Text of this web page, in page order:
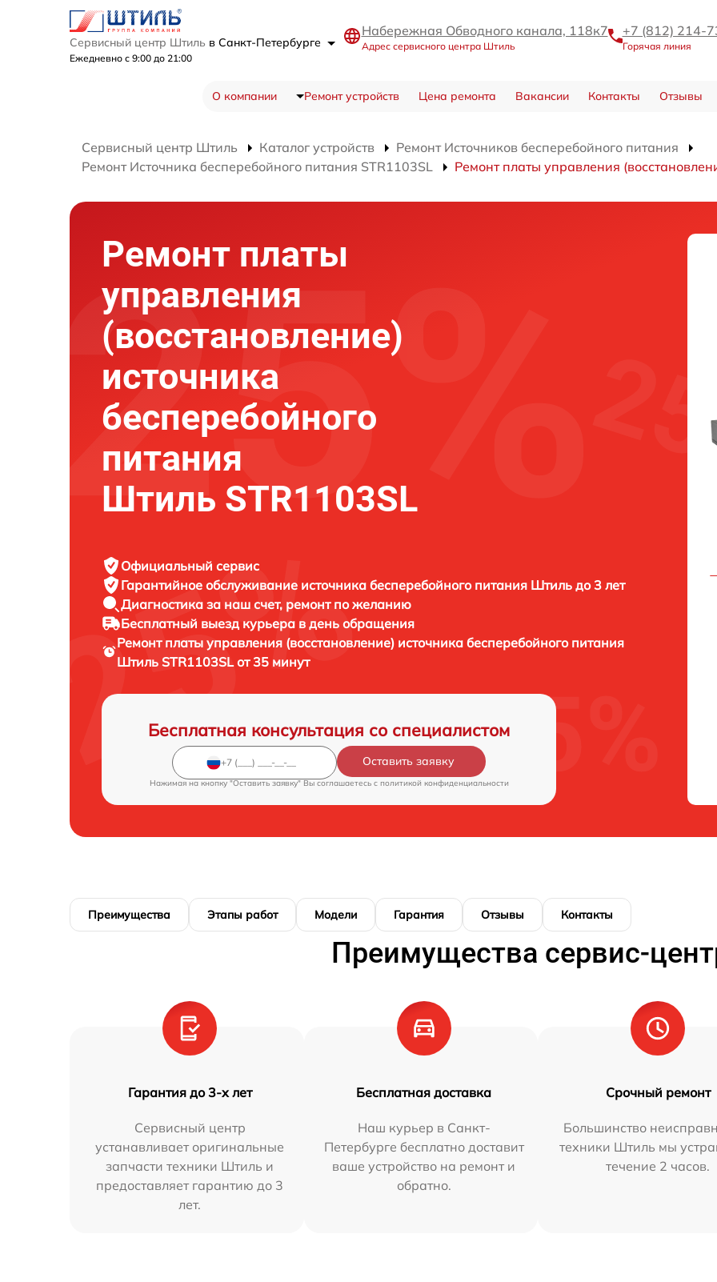
Сервисный центр Штиль в Санкт-Петербурге
Ежедневно с 9:00 до 21:00
Набережная Обводного канала, 118к7
Адрес сервисного центра Штиль
+7 (812) 214-
Горячая линия
О компании Ремонт устройств Цена ремонта Вакансии Контакты Отзывы
Сервисный центр Штиль Каталог устройств
Ремонт Источников бесперебойного питания
Ремонт Источника бесперебойного питания STR1103SL
Ремонт платы управления
Ремонт платы
управления
(восстановление)
источника
бесперебойного
питания
Штиль STR1103SL
Официальный сервис
Гарантийное обслуживание источника бесперебойного питания Штиль до 3 лет
Диагностика за наш счет, ремонт по желанию
Бесплатный выезд курьера в день обращения
Ремонт платы управления (восстановление) источника бесперебойного питания
Штиль STR1103SL от 35 минут
Бесплатная консультация со специалистом
Оставить заявку
Нажимая на кнопку "Оставить заявку" Вы соглашаетесь c политикой конфиденциальности
Преимущества Этапы работ Модели Гарантия Отзывы Контакты
Преимущества сервис-
Гарантия до 3-х лет
Сервисный центр
устанавливает оригинальные
запчасти техники Штиль и
предоставляет гарантию до 3
лет.
Бесплатная доставка
Наш курьер в Санкт-
Петербурге бесплатно доставит
ваше устройство на ремонт и
обратно.
Срочный ремонт
Большинство
техники Штиль мы
течение 2 часов.